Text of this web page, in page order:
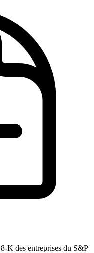
K des entreprises du S&P